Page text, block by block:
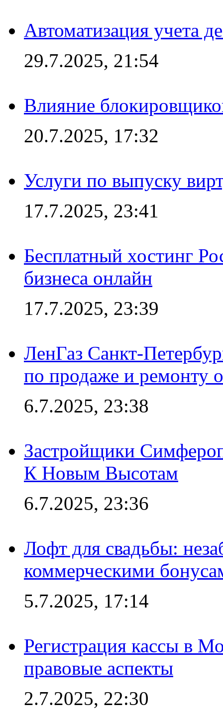
Автоматизация учета
29.7.2025, 21:54
Влияние
20.7.2025, 17:32
Услуги по выпуску
17.7.2025, 23:41
Бесплатный хостинг
бизнеса онлайн
17.7.2025, 23:39
ЛенГаз Санкт-
по продаже и ремонту
6.7.2025, 23:38
Застройщики
К Новым Высотам
6.7.2025, 23:36
Лофт для свадьбы:
коммерческими
5.7.2025, 17:14
Регистрация кассы в
правовые аспекты
2.7.2025, 22:30